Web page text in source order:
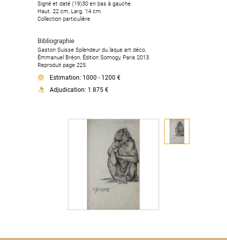
Signé et daté (19)30 en bas à gauche.
Haut. 22 cm, Larg. 14 cm.
Collection particulière
Bibliographie
Gaston Suisse Splendeur du laque art déco.
Émmanuel Bréon, Édition Somogy, Paris 2013.
Reproduit page 225.
Estimation: 1000 - 1200 €
Adjudication: 1 875 €